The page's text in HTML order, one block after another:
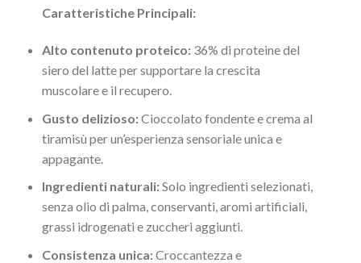
Caratteristiche Principali:
Alto contenuto proteico:36% di proteine del
siero del latte per supportare la crescita
muscolare e il recupero.
Gusto delizioso:Cioccolato fondente e crema al
tiramisù per un’esperienza sensoriale unica e
appagante.
Ingredienti naturali:Solo ingredienti selezionati,
senza olio di palma, conservanti, aromi artificiali,
grassi idrogenati e zuccheri aggiunti.
Consistenza unica:Croccantezza e